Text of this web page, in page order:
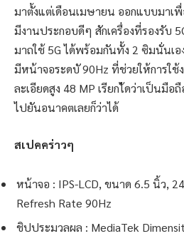
มาตั้งแต่เดือนเมษายน ออกแบบมาเ
มีงานประกอบดีๆ สักเครื่องที่รองรับ
มาถใช้ 5G ได้พร้อมกันทั้ง 2 ซิมนั่นเ
มีหน้าจอระดบั 90Hz ที่ช่วยให้การใช้
ละเอียดสูง 48 MP เรียกไ้ดว่าเป็นมื
ไปยันอนาคตเลยก็ว่าได้
สเปคคร่าวๆ
หน้าจอ : IPS-LCD, ขนาด 6.5 นิ้ว,
Refresh Rate 90Hz
ชิปประมวลผล : MediaTek